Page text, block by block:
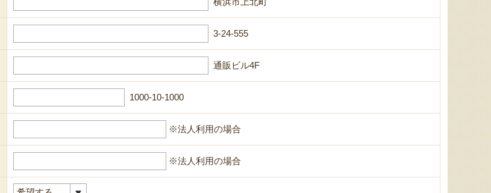
3-24-555
通販ビル4F
1000-10-1000
※法人利用の場合
※法人利用の場合